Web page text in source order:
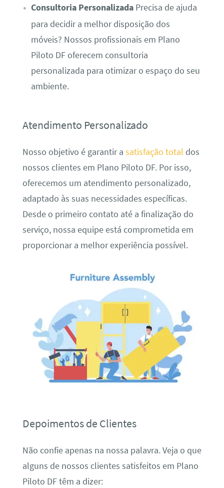
Consultoria PersonalizadaPrecisa de ajuda
para decidir a melhor disposição dos
móveis? Nossos profissionais em Plano
Piloto DF oferecem consultoria
personalizada para otimizar o espaço do seu
ambiente.
Atendimento Personalizado
Nosso objetivo é garantir a satisfação total dos
nossos clientes em Plano Piloto DF. Por isso,
oferecemos um atendimento personalizado,
adaptado às suas necessidades específicas.
Desde o primeiro contato até a finalização do
serviço, nossa equipe está comprometida em
proporcionar a melhor experiência possível.
Depoimentos de Clientes
Não confie apenas na nossa palavra. Veja o que
alguns de nossos clientes satisfeitos em Plano
Piloto DF têm a dizer: